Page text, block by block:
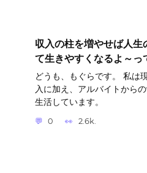
収入の柱を増やせば人生
て生きやすくなるよ～っ
どうも、もぐらです。 私は
入に加え、アルバイトから
生活しています。
0 2.6k.